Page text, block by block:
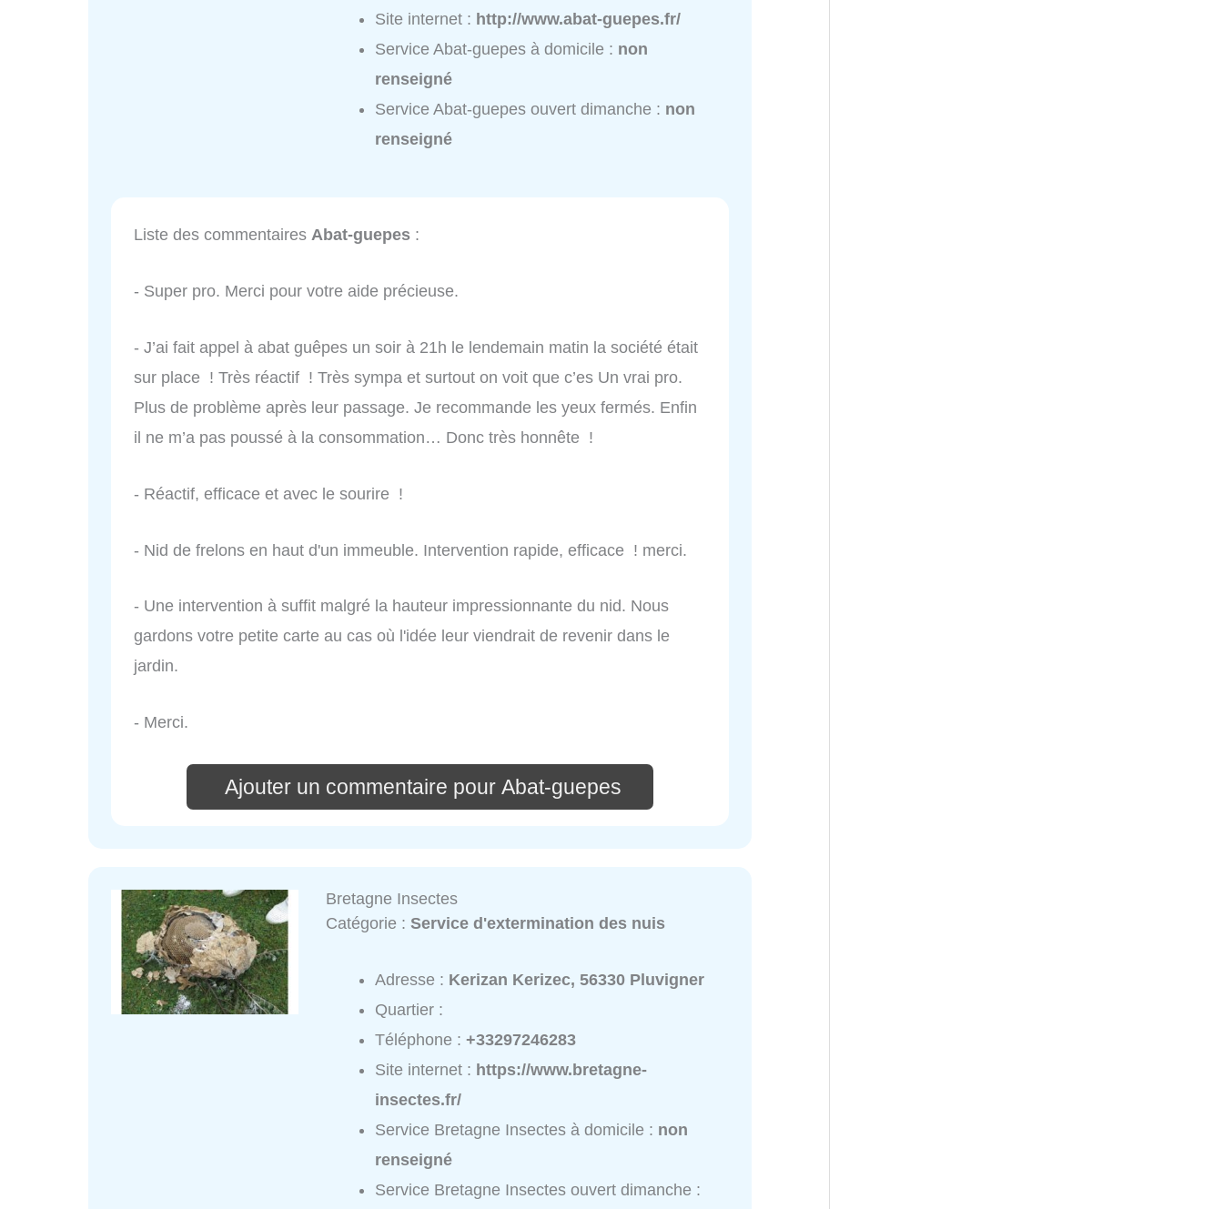
Site internet : http://www.abat-guepes.fr/
Service Abat-guepes à domicile : non
renseigné
Service Abat-guepes ouvert dimanche : non
renseigné
Liste des commentaires Abat-guepes :
- Super pro. Merci pour votre aide précieuse.
- J’ai fait appel à abat guêpes un soir à 21h le lendemain matin la société était
sur place ! Très réactif ! Très sympa et surtout on voit que c’es Un vrai pro.
Plus de problème après leur passage. Je recommande les yeux fermés. Enfin
il ne m’a pas poussé à la consommation… Donc très honnête !
- Réactif, efficace et avec le sourire !
- Nid de frelons en haut d'un immeuble. Intervention rapide, efficace ! merci.
- Une intervention à suffit malgré la hauteur impressionnante du nid. Nous
gardons votre petite carte au cas où l'idée leur viendrait de revenir dans le
jardin.
- Merci.
Ajouter un commentaire pour Abat-guepes
Bretagne Insectes
Catégorie :Service d'extermination des nuis
Adresse : Kerizan Kerizec, 56330 Pluvigner
Quartier :
Téléphone :+33297246283
Site internet : https://www.bretagne-
insectes.fr/
Service Bretagne Insectes à domicile : non
renseigné
Service Bretagne Insectes ouvert dimanche :